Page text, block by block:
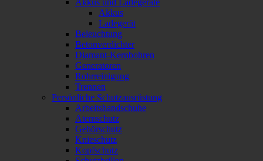
Akkus
Ladegerät
Beleuchtung
Betonverdichter
Diamant-Kernbohren
Generatoren
Rohrreinigung
Trennen
Persönliche Schutzausrüstung
Arbeitshandschuhe
Atemschutz
Gehörschutz
Knieschutz
Kopfschutz